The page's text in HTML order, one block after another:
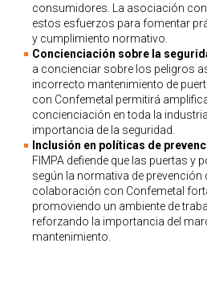
consumidores. La asociación
estos esfuerzos para fomentar
y cumplimiento normativo.
Concienciación sobre la
a concienciar sobre los peligros
incorrecto mantenimiento de
con Confemetal permitirá
concienciación en toda la
importancia de la seguridad.
Inclusión en políticas de
FIMPA defiende que las puertas y
según la normativa de prevención
colaboración con Confemetal
promoviendo un ambiente de
reforzando la importancia del
mantenimiento.